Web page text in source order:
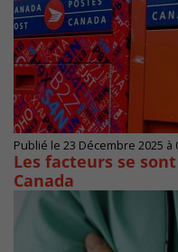
Publié le 23 Décembre 2025 à
Les facteurs se
Canada